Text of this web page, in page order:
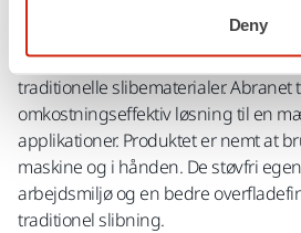
Deny
Abranet er et netslibeprodukt, som
af høj ydeevne og en levetid, der er
traditionelle slibematerialer. Abranet
omkostningseffektiv løsning til en
applikationer. Produktet er nemt at
maskine og i hånden. De støvfri
arbejdsmiljø og en bedre
traditionel slibning.